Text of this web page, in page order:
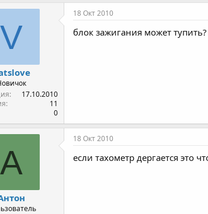
V
17.10.2010
11
0
18 Окт 2010
блок зажигания может
А
18 Окт 2010
если тахометр дергается это